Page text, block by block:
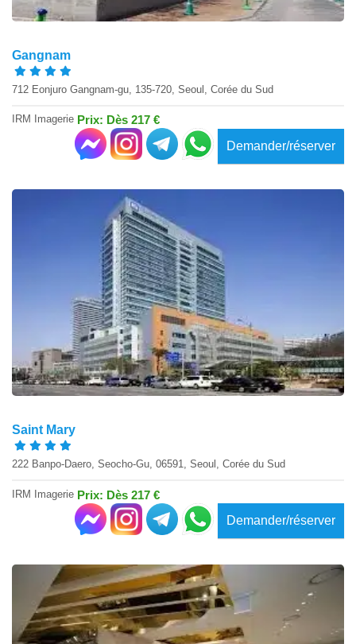
Gangnam
712 Eonjuro Gangnam-gu, 135-720, Seoul, Corée du Sud
IRM Imagerie Prix: Dès 217 €
Demander/réserver
Saint Mary
222 Banpo-Daero, Seocho-Gu, 06591, Seoul, Corée du Sud
IRM Imagerie Prix: Dès 217 €
Demander/réserver